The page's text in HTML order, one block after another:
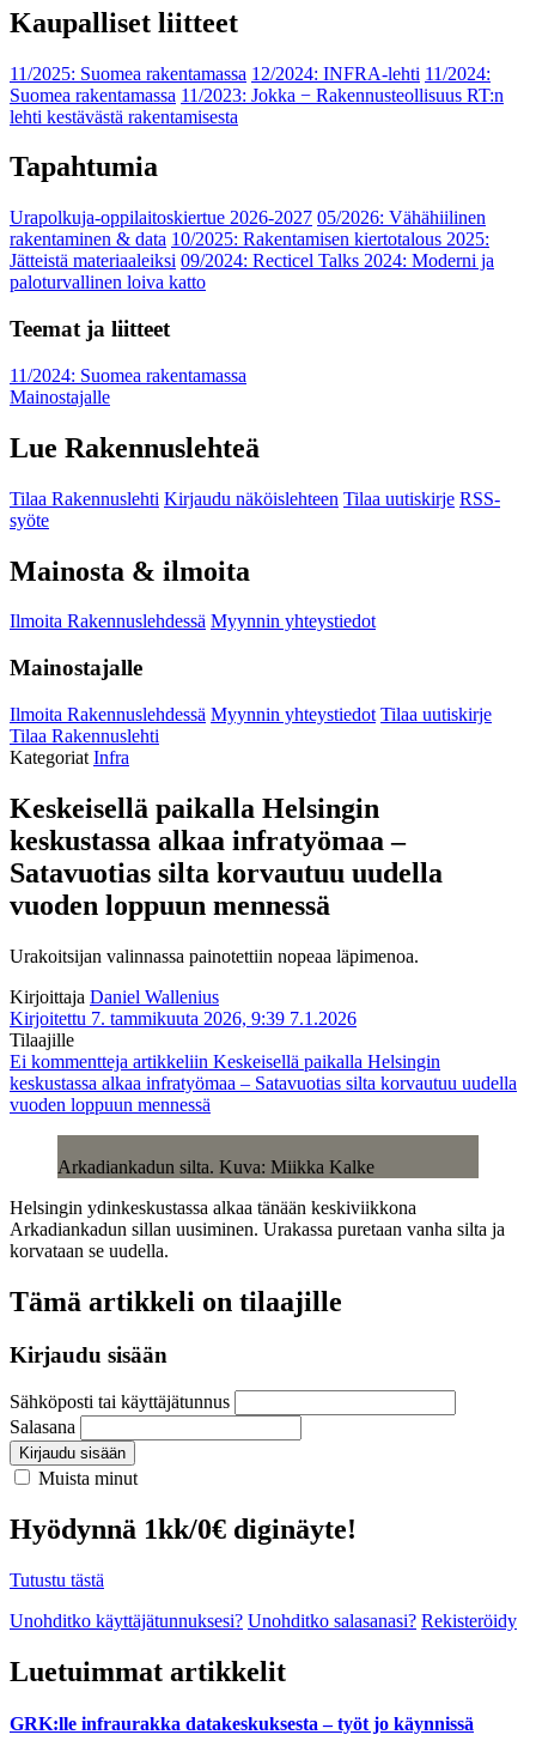
Kaupalliset liitteet
11/2025: Suomea rakentamassa 12/2024: INFRA-lehti 11/2024:
Suomea rakentamassa 11/2023: Jokka − Rakennusteollisuus RT:n
lehti kestävästä rakentamisesta
Tapahtumia
Urapolkuja-oppilaitoskiertue 2026-2027 05/2026: Vähähiilinen
rakentaminen & data 10/2025: Rakentamisen kiertotalous 2025:
Jätteistä materiaaleiksi 09/2024: Recticel Talks 2024: Moderni ja
paloturvallinen loiva katto
Teemat ja liitteet
11/2024: Suomea rakentamassa
Mainostajalle
Lue Rakennuslehteä
Tilaa Rakennuslehti Kirjaudu näköislehteen Tilaa uutiskirje RSS-
syöte
Mainosta & ilmoita
Ilmoita Rakennuslehdessä Myynnin yhteystiedot
Mainostajalle
Ilmoita Rakennuslehdessä Myynnin yhteystiedot Tilaa uutiskirje
Tilaa Rakennuslehti
Kategoriat Infra
Keskeisellä paikalla Helsingin
keskustassa alkaa infratyömaa –
Satavuotias silta korvautuu uudella
vuoden loppuun mennessä
Urakoitsijan valinnassa painotettiin nopeaa läpimenoa.
Kirjoittaja Daniel Wallenius
Kirjoitettu 7. tammikuuta 2026, 9:39 7.1.2026
Tilaajille
Ei kommentteja artikkeliin Keskeisellä paikalla Helsingin
keskustassa alkaa infratyömaa – Satavuotias silta korvautuu uudella
vuoden loppuun mennessä
Arkadiankadun silta. Kuva: Miikka Kalke
Helsingin ydinkeskustassa alkaa tänään keskiviikkona
Arkadiankadun sillan uusiminen. Urakassa puretaan vanha silta ja
korvataan se uudella.
Tämä artikkeli on tilaajille
Kirjaudu sisään
Sähköposti tai käyttäjätunnus
Salasana
Kirjaudu sisään
Muista minut
Hyödynnä 1kk/0€ diginäyte!
Tutustu tästä
Unohditko käyttäjätunnuksesi? Unohditko salasanasi? Rekisteröidy
Luetuimmat artikkelit
GRK:lle infraurakka datakeskuksesta – työt jo käynnissä